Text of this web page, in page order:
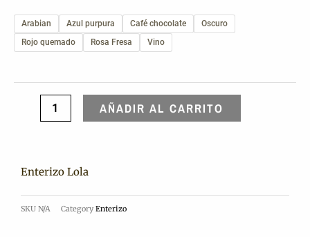
Arabian Azul purpura Café chocolate
Oscuro
Rojo quemado
Rosa Fresa Vino
cantidad
AÑADIR AL CARRITO
Enterizo Lola
SKU N/A Category Enterizo